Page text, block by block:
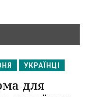
УКРАЇНЦІ
для